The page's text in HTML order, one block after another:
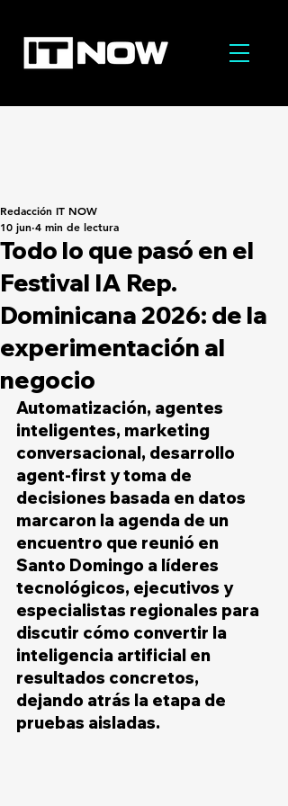
Todo lo que pasó en el
Festival IA Rep.
Dominicana 2026: de la
experimentación al
negocio
Redacción IT NOW
10 jun 4 min de lectura
Automatización, agentes
inteligentes, marketing
conversacional, desarrollo
agent-first y toma de
decisiones basada en datos
marcaron la agenda de un
encuentro que reunió en
Santo Domingo a líderes
tecnológicos, ejecutivos y
especialistas regionales para
discutir cómo convertir la
inteligencia artificial en
resultados concretos,
dejando atrás la etapa de
pruebas aisladas.